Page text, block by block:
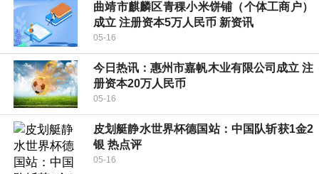
曲靖市麒麟区青稞小米饼铺（个体工商户）
成立 注册资本5万人民币 新资讯
05-16
今日热讯：惠州市嘉帆木业有限公司成立 注
册资本20万人民币
05-16
皮划艇静水世界杯德国站：中国队斩获1金2
银 热点评
05-16